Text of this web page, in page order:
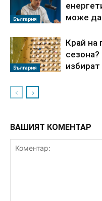
България
може да
България
Край на
ВАШИЯТ КОМЕНТАР